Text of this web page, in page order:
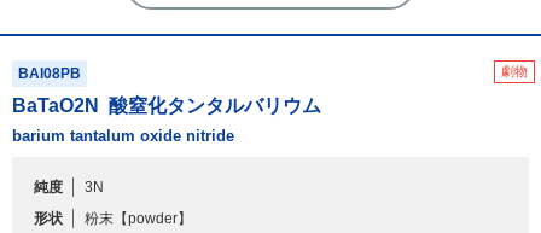
劇物
BAI08PB
BaTaO2N 酸窒化タンタルバリウム
barium tantalum oxide nitride
純度
3N
形状
粉末 【powder】